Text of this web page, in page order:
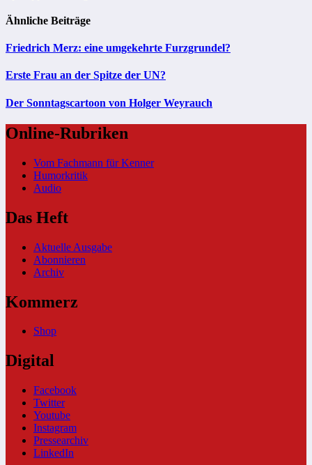
Ähnliche Beiträge
Friedrich Merz: eine umgekehrte Furzgrundel?
Erste Frau an der Spitze der UN?
Der Sonntagscartoon von Holger Weyrauch
Online-Rubriken
Vom Fachmann für Kenner
Humorkritik
Audio
Das Heft
Aktuelle Ausgabe
Abonnieren
Archiv
Kommerz
Shop
Digital
Facebook
Twitter
Youtube
Instagram
Pressearchiv
LinkedIn